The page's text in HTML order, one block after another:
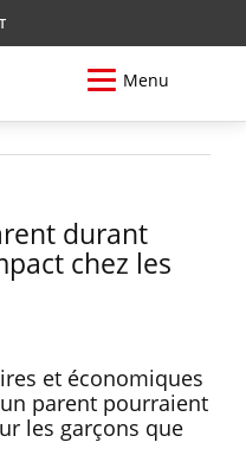
Menu
durant
chez les
et économiques
parent pourraient
les garçons que